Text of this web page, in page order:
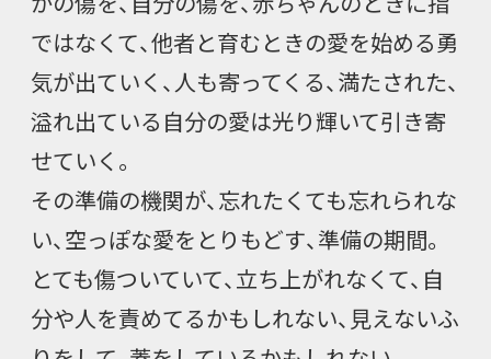
ではなくて、他者と育むときの愛を始める勇
気が出ていく、人も寄ってくる、満たされた、
溢れ出ている自分の愛は光り輝いて引き寄
せていく。
その準備の機関が、忘れたくても忘れられな
い、空っぽな愛をとりもどす、準備の期間。
とても傷ついていて、立ち上がれなくて、自
分や人を責めてるかもしれない、見えないふ